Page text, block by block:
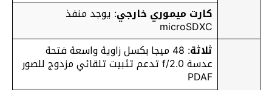
كارت ميموري خارجي: يوجد منفذ
microSDXC
ثلاثة : 48 ميجا بكسل زاوية واسعة فتحة
عدسة f/2.0 تدعم تثبيت تلقائي مزدوج للصور
PDAF